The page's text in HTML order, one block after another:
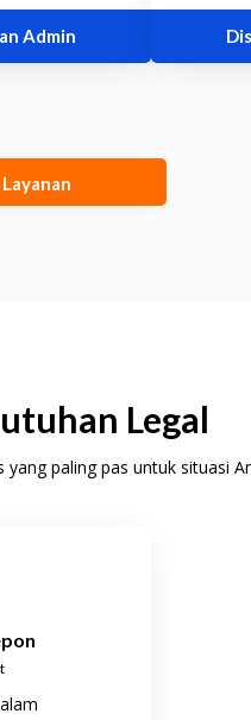
Admin
Legal
paling pas untuk situasi